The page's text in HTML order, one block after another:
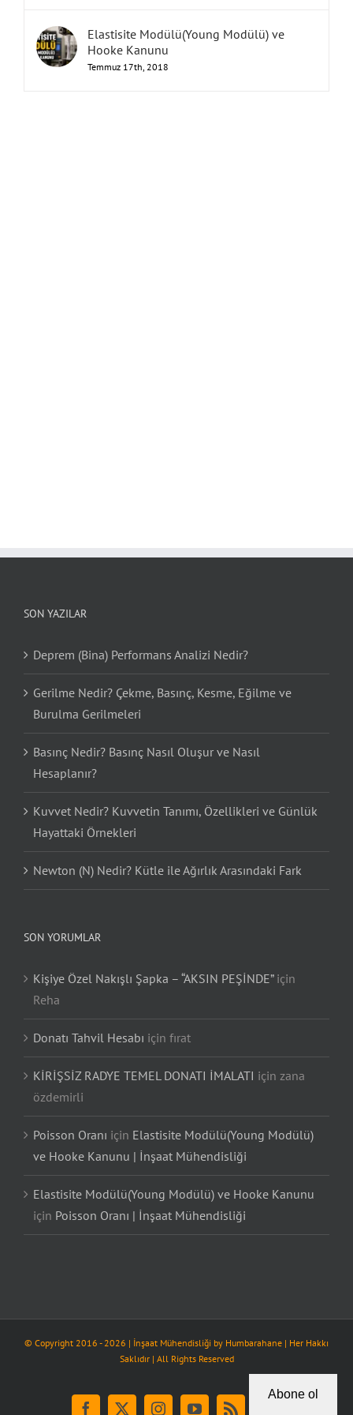
Elastisite Modülü(Young Modülü) ve
Hooke Kanunu
Temmuz 17th, 2018
SON YAZILAR
Deprem (Bina) Performans Analizi Nedir?
Gerilme Nedir? Çekme, Basınç, Kesme, Eğilme ve
Burulma Gerilmeleri
Basınç Nedir? Basınç Nasıl Oluşur ve Nasıl
Hesaplanır?
Kuvvet Nedir? Kuvvetin Tanımı, Özellikleri ve Günlük
Hayattaki Örnekleri
Newton (N) Nedir? Kütle ile Ağırlık Arasındaki Fark
SON YORUMLAR
Kişiye Özel Nakışlı Şapka – “AKSIN PEŞİNDE”için
Reha
Donatı Tahvil Hesabı için fırat
KİRİŞSİZ RADYE TEMEL DONATI İMALATI için zana
özdemirli
Poisson Oranı için Elastisite Modülü(Young Modülü)
ve Hooke Kanunu | İnşaat Mühendisliği
Elastisite Modülü(Young Modülü) ve Hooke Kanunu
için Poisson Oranı | İnşaat Mühendisliği
© Copyright 2016 -2026 | İnşaat Mühendisliği by Humbarahane | Her Hakkı
Saklıdır | All Rights Reserved
Abone ol